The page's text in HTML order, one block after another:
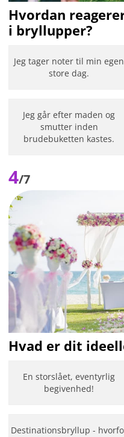
Hvordan
i bryllupper?
Jeg tager noter til min egen
store dag.
Jeg går efter maden og
smutter inden
brudebuketten kastes.
4/7
Hvad er dit
En storslået, eventyrlig
begivenhed!
Destinationsbryllup -